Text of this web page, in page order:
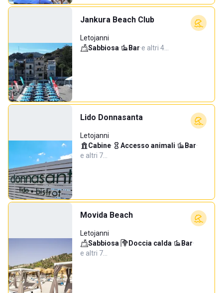
Jankura Beach Club
Letojanni
Sabbiosa· Bar·e altri 4…
Lido Donnasanta
Letojanni
Cabine· Accesso animali· Bar·
e altri 7…
Movida Beach
Letojanni
Sabbiosa· Doccia calda· Bar·
e altri 7…